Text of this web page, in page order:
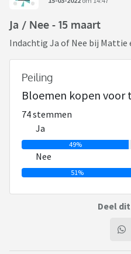
Ja / Nee - 15 maart
Indachtig Ja of Nee bij Mattie
Peiling
Bloemen kopen voor
74 stemmen
Ja
49%
Nee
51%
Deel